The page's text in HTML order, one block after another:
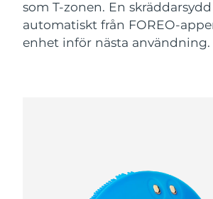
som T-zonen. En
automatiskt från FOREO-
enhet inför nästa användning.